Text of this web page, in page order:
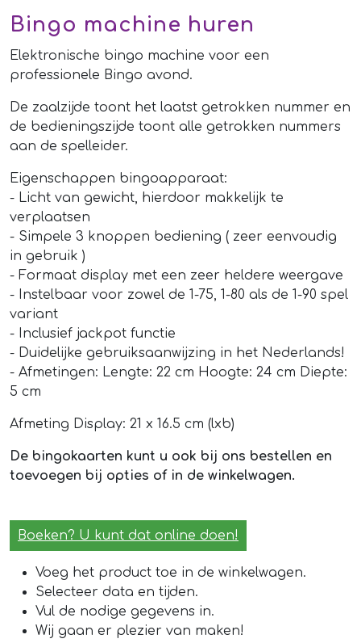
Bingo machine huren
Elektronische bingo machine voor een
professionele Bingo avond.
De zaalzijde toont het laatst getrokken nummer en
de bedieningszijde toont alle getrokken nummers
aan de spelleider.
Eigenschappen bingoapparaat:
- Licht van gewicht, hierdoor makkelijk te
verplaatsen
- Simpele 3 knoppen bediening ( zeer eenvoudig
in gebruik )
- Formaat display met een zeer heldere weergave
- Instelbaar voor zowel de 1-75, 1-80 als de 1-90 spel
variant
- Inclusief jackpot functie
- Duidelijke gebruiksaanwijzing in het Nederlands!
- Afmetingen: Lengte: 22 cm Hoogte: 24 cm Diepte:
5 cm
Afmeting Display: 21 x 16.5 cm (lxb)
De bingokaarten kunt u ook bij ons bestellen en
toevoegen bij opties of in de winkelwagen.
Boeken? U kunt dat online doen!
Voeg het product toe in de winkelwagen.
Selecteer data en tijden.
Vul de nodige gegevens in.
Wij gaan er plezier van maken!